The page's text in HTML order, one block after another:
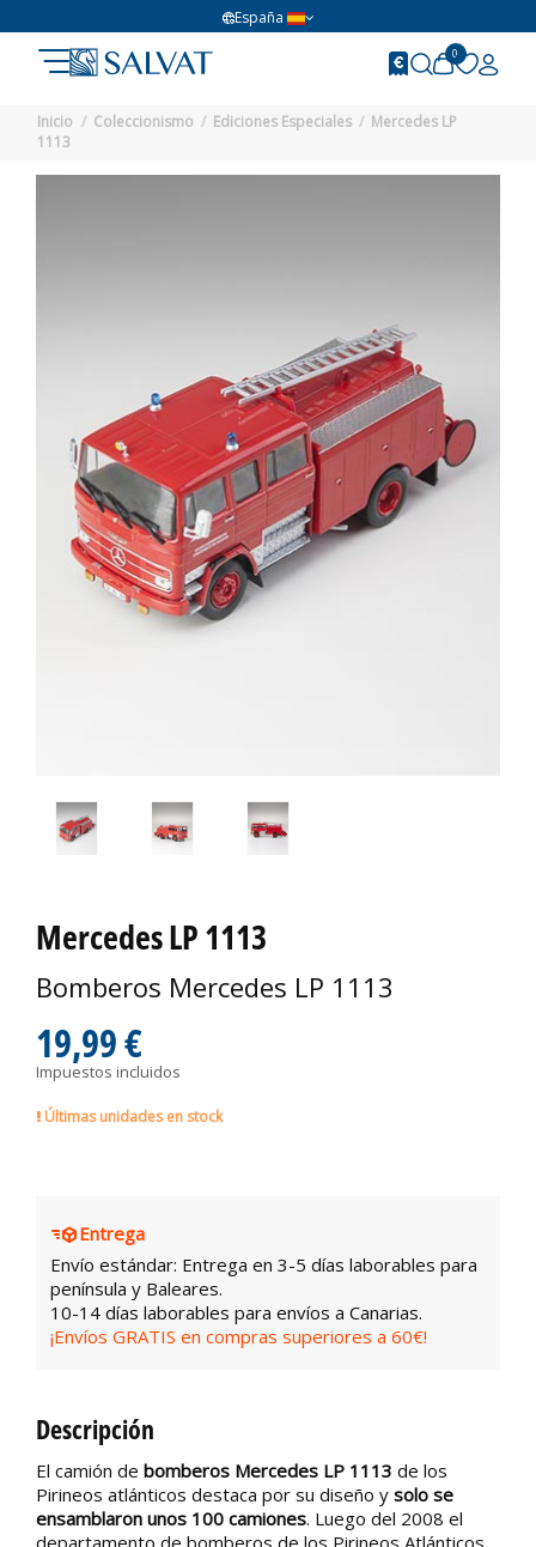
España
0
Inicio Coleccionismo Ediciones Especiales
Mercedes LP
1113
Mercedes LP 1113
Bomberos Mercedes LP 1113
19,99 €
Impuestos incluidos
Últimas unidades en stock
Entrega
Envío estándar: Entrega en 3-5 días laborables para
península y Baleares.
10-14 días laborables para envíos a Canarias.
¡Envíos GRATIS en compras superiores a 60€!
Descripción
El camión de bomberos Mercedes LP 1113 de los
Pirineos atlánticos destaca por su diseño y solo se
ensamblaron unos 100 camiones. Luego del 2008 el